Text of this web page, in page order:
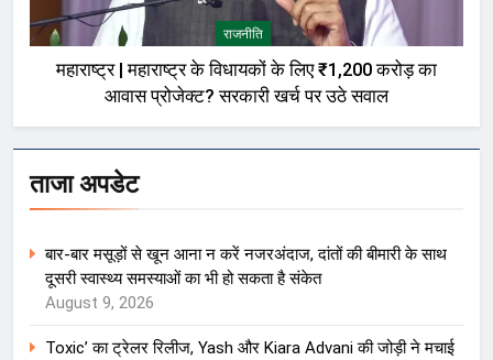
राजनीति
महाराष्ट्र | महाराष्ट्र के विधायकों के लिए ₹1,200 करोड़ का
आवास प्रोजेक्ट? सरकारी खर्च पर उठे सवाल
ताजा अपडेट
बार-बार मसूड़ों से खून आना न करें नजरअंदाज, दांतों की बीमारी के साथ
दूसरी स्वास्थ्य समस्याओं का भी हो सकता है संकेत
August 9, 2026
Toxic’ का ट्रेलर रिलीज, Yash और Kiara Advani की जोड़ी ने मचाई